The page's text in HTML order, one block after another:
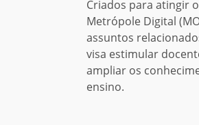
Criados para atingir
Metrópole Digital
assuntos
visa estimular
ampliar os
ensino.